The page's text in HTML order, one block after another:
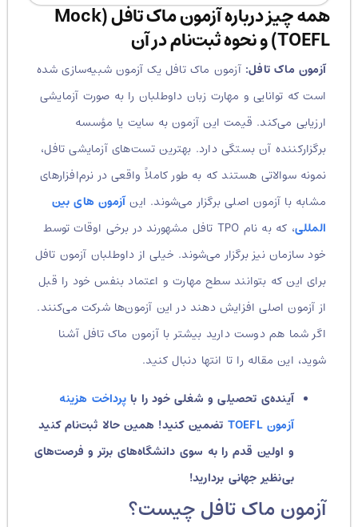
همه چیز درباره آزمون ماک تافل (Mock
TOEFL) و نحوه ثبت‌نام در آن
آزمون ماک تافل:آزمون ماک تافل یک آزمون شبیه‌سازی شده
است که توانایی و مهارت زبان داوطلبان را به صورت آزمایشی
ارزیابی می‌کند. قیمت این آزمون به سایت یا مؤسسه
برگزارکننده آن بستگی دارد. بهترین تست‌های آزمایشی تافل،
نمونه سوالاتی هستند که به طور کاملاً واقعی در نرم‌افزارهای
مشابه با آزمون اصلی برگزار می‌شوند. این آزمون های بین
المللی
، که به نام TPO تافل مشهورند در برخی اوقات توسط
خود سازمان نیز برگزار می‌شوند. خیلی از داوطلبان آزمون تافل
برای این که بتوانند سطح مهارت و اعتماد بنفس خود را قبل
از آزمون اصلی افزایش دهند در این آزمون‌ها شرکت می‌کنند.
اگر شما هم دوست دارید بیشتر با آزمون ماک تافل آشنا
شوید، این مقاله را تا انتها دنبال کنید.
آینده‌ی تحصیلی و شغلی خود را با پرداخت هزینه
آزمون TOEFL
تضمین کنید! همین حالا ثبت‌نام کنید
و اولین قدم را به سوی دانشگاه‌های برتر و فرصت‌های
بی‌نظیر جهانی بردارید!
آزمون ماک تافل چیست؟